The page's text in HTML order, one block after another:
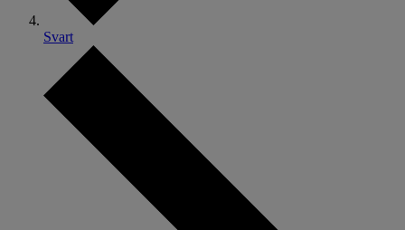
Svart